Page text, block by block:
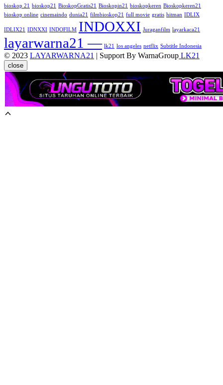
bioskop 21 bioskop21 BioskopGratis21 Bioskopin21 bioskopkeren Bioskopkeren21
bioskop online cinemaindo dunia21 filmbioskop21 full movie gratis hitman IDLIX
IDLIX21 IDNXXI INDOFILM INDOXXI Juraganfilm layarkaca21
layarwarna21 — lk21 los angeles netflix Subtitle Indonesia
© 2023 LAYARWARNA21 | Support By WarnaGroup LK21
close